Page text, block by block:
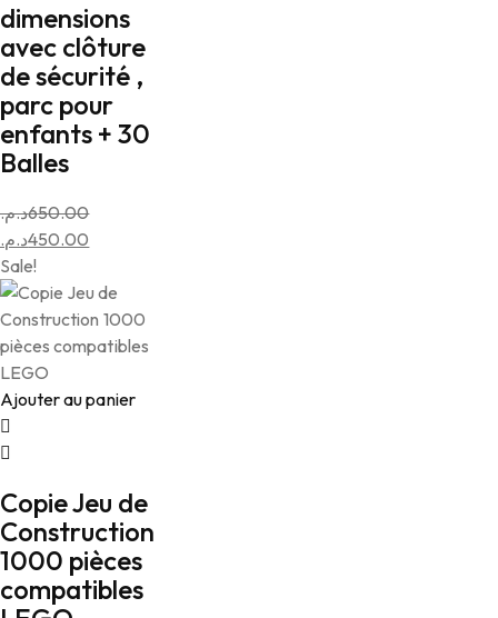
dimensions
avec clôture
de sécurité ,
parc pour
enfants + 30
Balles
650.00د.م.
Le
prix
initial
était :
650.00د.م..
450.00د.م.
Le
prix
actuel
est :
Sale!
Ajouter au panier
Copie Jeu de
Construction
1000 pièces
compatibles